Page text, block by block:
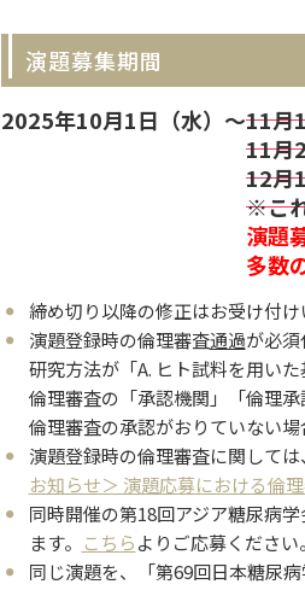
演題募集期間
2025年10月1日（水）～11月
11月
12月
※こ
演題
多数
締め切り以降の修正はお受け付
演題登録時の倫理審査通過が必須
研究方法が「A. ヒト試料を用い
倫理審査の「承認機関」「倫理承
倫理審査の承認がおりていない場
演題登録時の倫理審査に関しては
お知らせ＞ 演題応募における倫
同時開催の第18回アジア糖尿病
ます。 こちらよりご応募ください。
同じ演題を、「第69回日本糖尿